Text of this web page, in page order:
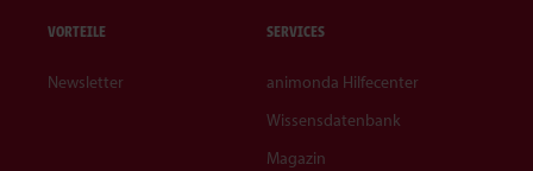
VORTEILE
Newsletter
SERVICES
animonda Hilfecenter
Wissensdatenbank
Magazin